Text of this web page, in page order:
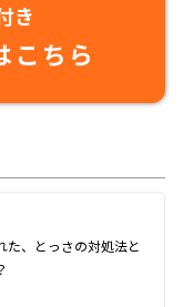
き
こちら
た、とっさの対処法と